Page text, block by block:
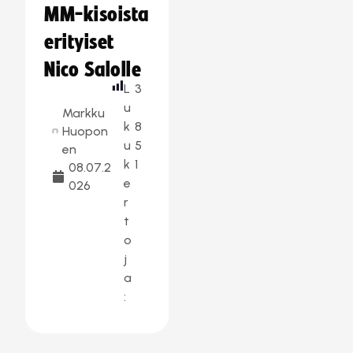
MM-kisoista
erityiset
Nico Salolle
Markku
Huopon
en
08.07.2
026
L
u
k
u
k
e
r
t
o
j
a
:
3
8
5
1